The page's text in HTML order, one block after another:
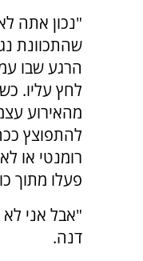
"נכון אתה
שהתכוונת
הרגע שבו
לחץ עליו.
מהאירוע
להתפוצץ
רומנטי או
פעלו מתוך
"אבל אני
דנה.